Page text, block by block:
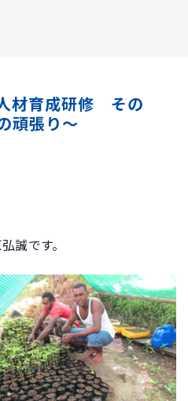
材育成研修 その
頑張り～
誠です。